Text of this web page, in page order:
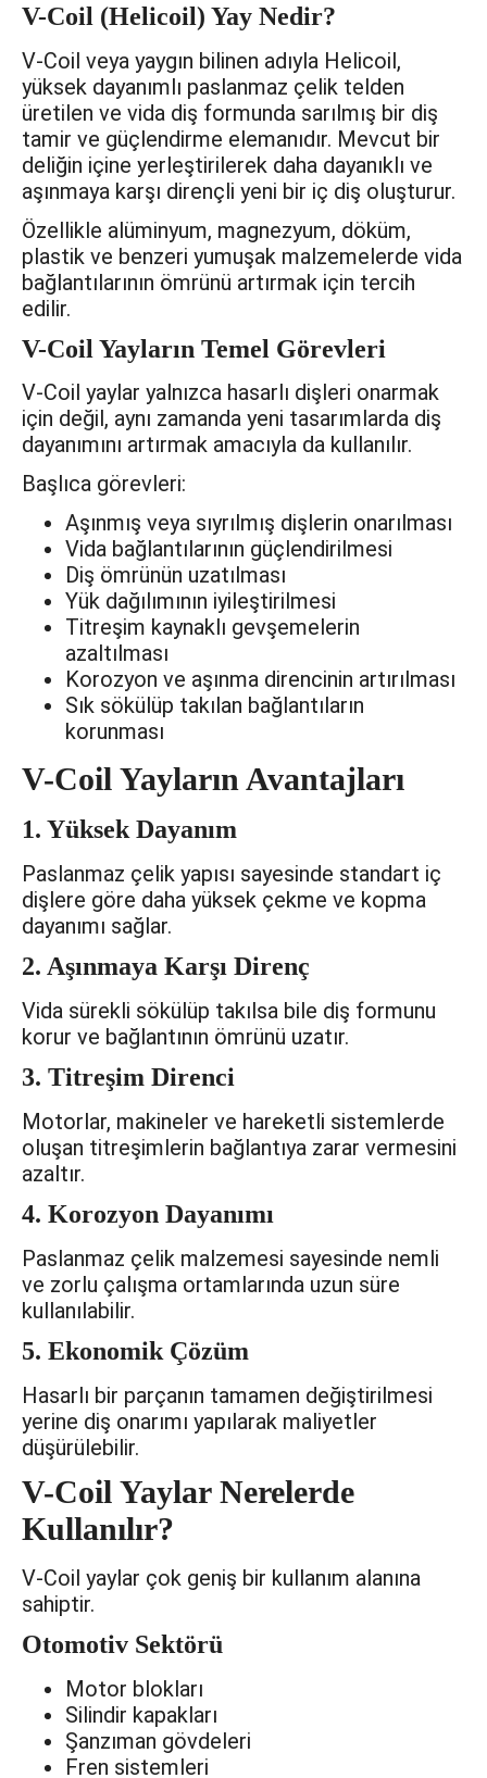
V-Coil (Helicoil) Yay Nedir?
V-Coil veya yaygın bilinen adıyla Helicoil,
yüksek dayanımlı paslanmaz çelik telden
üretilen ve vida diş formunda sarılmış bir diş
tamir ve güçlendirme elemanıdır. Mevcut bir
deliğin içine yerleştirilerek daha dayanıklı ve
aşınmaya karşı dirençli yeni bir iç diş oluşturur.
Özellikle alüminyum, magnezyum, döküm,
plastik ve benzeri yumuşak malzemelerde vida
bağlantılarının ömrünü artırmak için tercih
edilir.
V-Coil Yayların Temel Görevleri
V-Coil yaylar yalnızca hasarlı dişleri onarmak
için değil, aynı zamanda yeni tasarımlarda diş
dayanımını artırmak amacıyla da kullanılır.
Başlıca görevleri:
Aşınmış veya sıyrılmış dişlerin onarılması
Vida bağlantılarının güçlendirilmesi
Diş ömrünün uzatılması
Yük dağılımının iyileştirilmesi
Titreşim kaynaklı gevşemelerin
azaltılması
Korozyon ve aşınma direncinin artırılması
Sık sökülüp takılan bağlantıların
korunması
V-Coil Yayların Avantajları
1. Yüksek Dayanım
Paslanmaz çelik yapısı sayesinde standart iç
dişlere göre daha yüksek çekme ve kopma
dayanımı sağlar.
2. Aşınmaya Karşı Direnç
Vida sürekli sökülüp takılsa bile diş formunu
korur ve bağlantının ömrünü uzatır.
3. Titreşim Direnci
Motorlar, makineler ve hareketli sistemlerde
oluşan titreşimlerin bağlantıya zarar vermesini
azaltır.
4. Korozyon Dayanımı
Paslanmaz çelik malzemesi sayesinde nemli
ve zorlu çalışma ortamlarında uzun süre
kullanılabilir.
5. Ekonomik Çözüm
Hasarlı bir parçanın tamamen değiştirilmesi
yerine diş onarımı yapılarak maliyetler
düşürülebilir.
V-Coil Yaylar Nerelerde
Kullanılır?
V-Coil yaylar çok geniş bir kullanım alanına
sahiptir.
Otomotiv Sektörü
Motor blokları
Silindir kapakları
Şanzıman gövdeleri
Fren sistemleri